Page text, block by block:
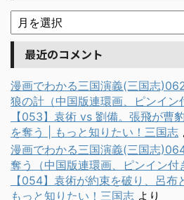
最近のコメント
漫画でわかる三国演義(三国志
狼の計（中国版連環画、ピンイン
【053】袁術 vs 劉備。張飛が曹
を奪う | もっと知りたい！三国志
漫画でわかる三国演義(三国志
奪う（中国版連環画、ピンイン付
【054】袁術が約束を破り、呂布
もっと知りたい！三国志 より